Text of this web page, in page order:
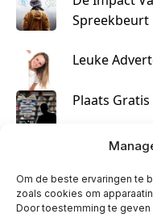
Om de beste ervaringen te
zoals cookies om
Door toestemming te
Spreekbeurt
Leuke
Plaats